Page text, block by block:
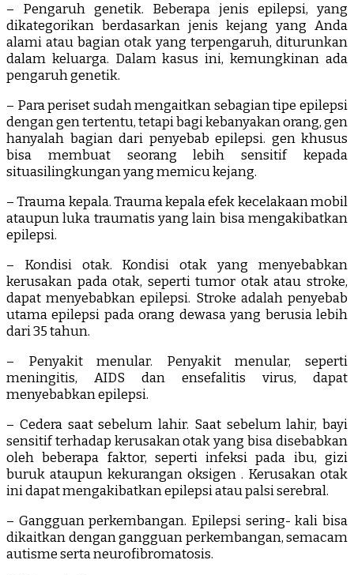
– Pengaruh genetik. Beberapa jenis epilepsi, yang
dikategorikan berdasarkan jenis kejang yang Anda
alami atau bagian otak yang terpengaruh, diturunkan
dalam keluarga. Dalam kasus ini, kemungkinan ada
pengaruh genetik.
– Para periset sudah mengaitkan sebagian tipe epilepsi
dengan gen tertentu, tetapi bagi kebanyakan orang, gen
hanyalah bagian dari penyebab epilepsi. gen khusus
bisa membuat seorang lebih sensitif kepada
situasilingkungan yang memicu kejang.
– Trauma kepala. Trauma kepala efek kecelakaan mobil
ataupun luka traumatis yang lain bisa mengakibatkan
epilepsi.
– Kondisi otak. Kondisi otak yang menyebabkan
kerusakan pada otak, seperti tumor otak atau stroke,
dapat menyebabkan epilepsi. Stroke adalah penyebab
utama epilepsi pada orang dewasa yang berusia lebih
dari 35 tahun.
– Penyakit menular. Penyakit menular, seperti
meningitis, AIDS dan ensefalitis virus, dapat
menyebabkan epilepsi.
– Cedera saat sebelum lahir. Saat sebelum lahir, bayi
sensitif terhadap kerusakan otak yang bisa disebabkan
oleh beberapa faktor, seperti infeksi pada ibu, gizi
buruk ataupun kekurangan oksigen . Kerusakan otak
ini dapat mengakibatkan epilepsi atau palsi serebral.
– Gangguan perkembangan. Epilepsi sering- kali bisa
dikaitkan dengan gangguan perkembangan, semacam
autisme serta neurofibromatosis.